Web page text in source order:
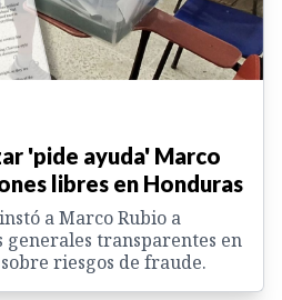
'pide ayuda' Marco
libres en Honduras
a Marco Rubio a
transparentes en
riesgos de fraude.